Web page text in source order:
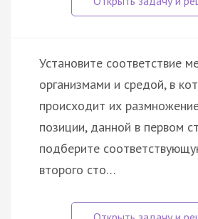
Установите соответствие
организмами и средой, в
происходит их
позиции, данной в первом
подберите
второго сто…